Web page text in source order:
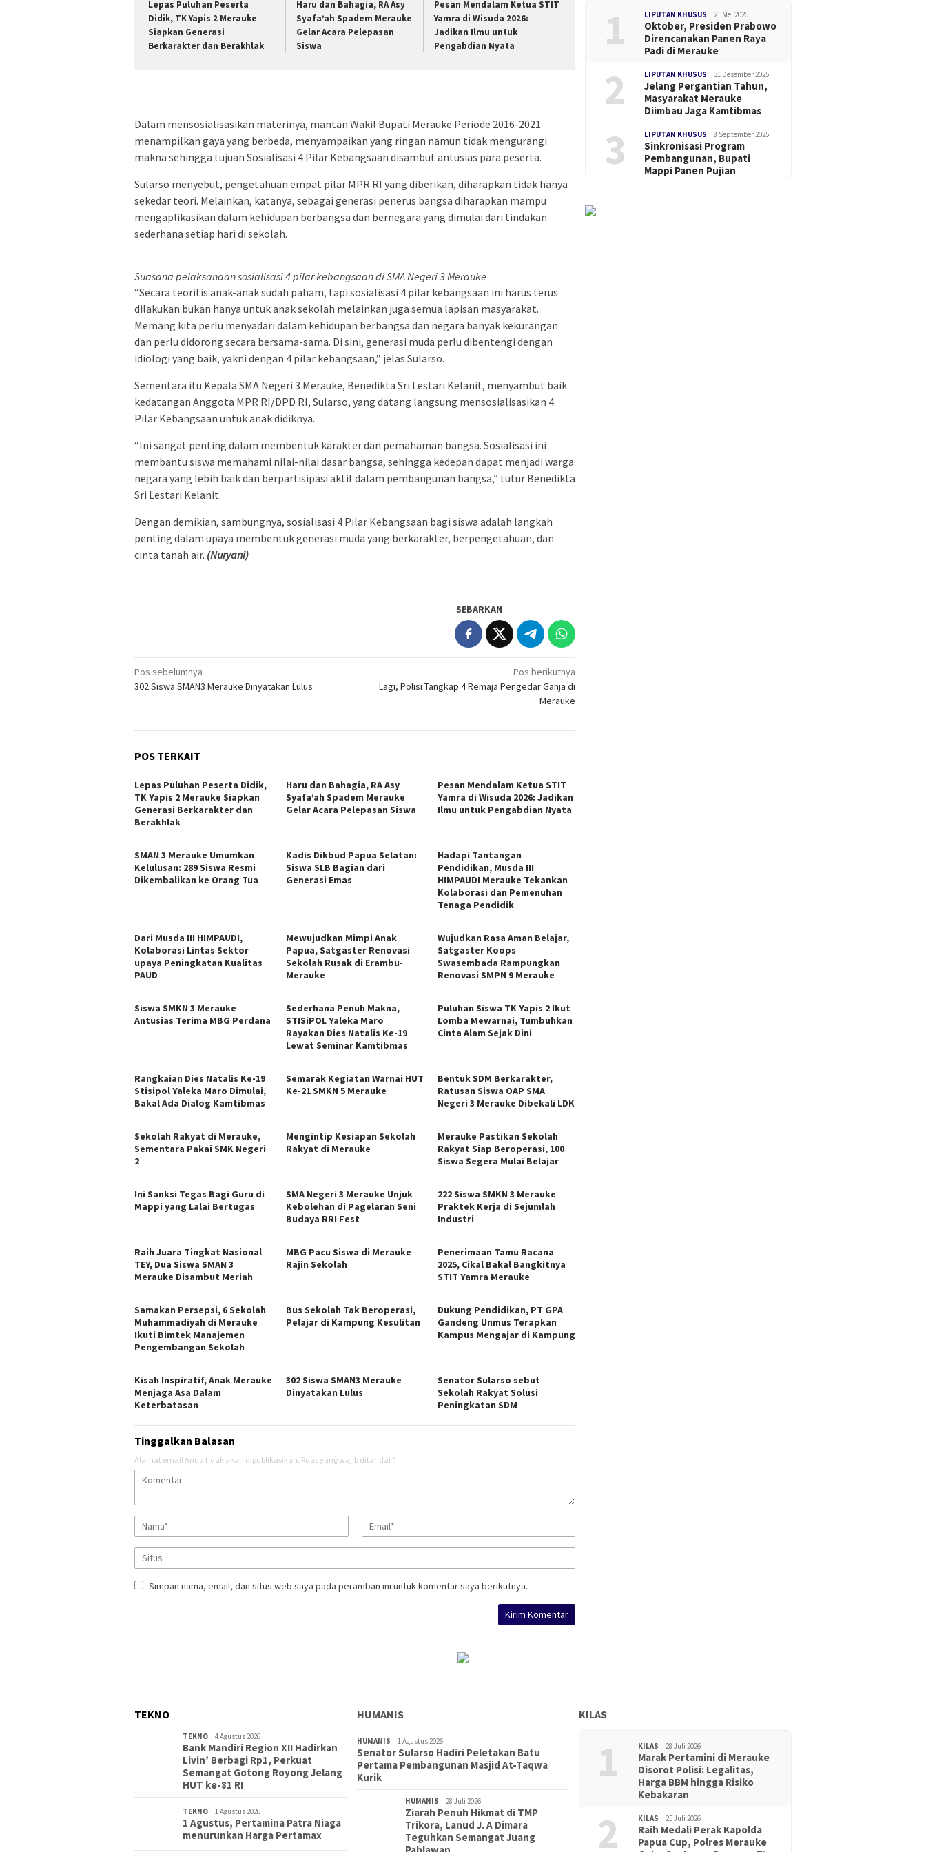
Lepas Puluhan Peserta
Didik, TK Yapis 2 Merauke
Siapkan Generasi
Berkarakter dan Berakhlak
Haru dan Bahagia, RA Asy
Syafa’ah Spadem Merauke
Gelar Acara Pelepasan
Siswa
Pesan Mendalam Ketua STIT
Yamra di Wisuda 2026:
Jadikan Ilmu untuk
Pengabdian Nyata
Dalam mensosialisasikan materinya, mantan Wakil Bupati Merauke Periode 2016-2021
menampilkan gaya yang berbeda, menyampaikan yang ringan namun tidak mengurangi
makna sehingga tujuan Sosialisasi 4 Pilar Kebangsaan disambut antusias para peserta.
Sularso menyebut, pengetahuan empat pilar MPR RI yang diberikan, diharapkan tidak hanya
sekedar teori. Melainkan, katanya, sebagai generasi penerus bangsa diharapkan mampu
mengaplikasikan dalam kehidupan berbangsa dan bernegara yang dimulai dari tindakan
sederhana setiap hari di sekolah.
Suasana pelaksanaan sosialisasi 4 pilar kebangsaan di SMA Negeri 3 Merauke
“Secara teoritis anak-anak sudah paham, tapi sosialisasi 4 pilar kebangsaan ini harus terus
dilakukan bukan hanya untuk anak sekolah melainkan juga semua lapisan masyarakat.
Memang kita perlu menyadari dalam kehidupan berbangsa dan negara banyak kekurangan
dan perlu didorong secara bersama-sama. Di sini, generasi muda perlu dibentengi dengan
idiologi yang baik, yakni dengan 4 pilar kebangsaan,” jelas Sularso.
Sementara itu Kepala SMA Negeri 3 Merauke, Benedikta Sri Lestari Kelanit, menyambut baik
kedatangan Anggota MPR RI/DPD RI, Sularso, yang datang langsung mensosialisasikan 4
Pilar Kebangsaan untuk anak didiknya.
“Ini sangat penting dalam membentuk karakter dan pemahaman bangsa. Sosialisasi ini
membantu siswa memahami nilai-nilai dasar bangsa, sehingga kedepan dapat menjadi warga
negara yang lebih baik dan berpartisipasi aktif dalam pembangunan bangsa,” tutur Benedikta
Sri Lestari Kelanit.
Dengan demikian, sambungnya, sosialisasi 4 Pilar Kebangsaan bagi siswa adalah langkah
penting dalam upaya membentuk generasi muda yang berkarakter, berpengetahuan, dan
cinta tanah air. (Nuryani)
SEBARKAN
Navigasi
pos
Pos sebelumnya
302 Siswa SMAN3 Merauke Dinyatakan Lulus
Pos berikutnya
Lagi, Polisi Tangkap 4 Remaja Pengedar Ganja di
Merauke
POS TERKAIT
Lepas Puluhan Peserta Didik,
TK Yapis 2 Merauke Siapkan
Generasi Berkarakter dan
Berakhlak
Haru dan Bahagia, RA Asy
Syafa’ah Spadem Merauke
Gelar Acara Pelepasan Siswa
Pesan Mendalam Ketua STIT
Yamra di Wisuda 2026: Jadikan
Ilmu untuk Pengabdian Nyata
SMAN 3 Merauke Umumkan
Kelulusan: 289 Siswa Resmi
Dikembalikan ke Orang Tua
Kadis Dikbud Papua Selatan:
Siswa SLB Bagian dari
Generasi Emas
Hadapi Tantangan
Pendidikan, Musda III
HIMPAUDI Merauke Tekankan
Kolaborasi dan Pemenuhan
Tenaga Pendidik
Dari Musda III HIMPAUDI,
Kolaborasi Lintas Sektor
upaya Peningkatan Kualitas
PAUD
Mewujudkan Mimpi Anak
Papua, Satgaster Renovasi
Sekolah Rusak di Erambu-
Merauke
Wujudkan Rasa Aman Belajar,
Satgaster Koops
Swasembada Rampungkan
Renovasi SMPN 9 Merauke
Siswa SMKN 3 Merauke
Antusias Terima MBG Perdana
Sederhana Penuh Makna,
STISiPOL Yaleka Maro
Rayakan Dies Natalis Ke-19
Lewat Seminar Kamtibmas
Puluhan Siswa TK Yapis 2 Ikut
Lomba Mewarnai, Tumbuhkan
Cinta Alam Sejak Dini
Rangkaian Dies Natalis Ke-19
Stisipol Yaleka Maro Dimulai,
Bakal Ada Dialog Kamtibmas
Semarak Kegiatan Warnai HUT
Ke-21 SMKN 5 Merauke
Bentuk SDM Berkarakter,
Ratusan Siswa OAP SMA
Negeri 3 Merauke Dibekali LDK
Sekolah Rakyat di Merauke,
Sementara Pakai SMK Negeri
2
Mengintip Kesiapan Sekolah
Rakyat di Merauke
Merauke Pastikan Sekolah
Rakyat Siap Beroperasi, 100
Siswa Segera Mulai Belajar
Ini Sanksi Tegas Bagi Guru di
Mappi yang Lalai Bertugas
SMA Negeri 3 Merauke Unjuk
Kebolehan di Pagelaran Seni
Budaya RRI Fest
222 Siswa SMKN 3 Merauke
Praktek Kerja di Sejumlah
Industri
Raih Juara Tingkat Nasional
TEY, Dua Siswa SMAN 3
Merauke Disambut Meriah
MBG Pacu Siswa di Merauke
Rajin Sekolah
Penerimaan Tamu Racana
2025, Cikal Bakal Bangkitnya
STIT Yamra Merauke
Samakan Persepsi, 6 Sekolah
Muhammadiyah di Merauke
Ikuti Bimtek Manajemen
Pengembangan Sekolah
Bus Sekolah Tak Beroperasi,
Pelajar di Kampung Kesulitan
Dukung Pendidikan, PT GPA
Gandeng Unmus Terapkan
Kampus Mengajar di Kampung
Kisah Inspiratif, Anak Merauke
Menjaga Asa Dalam
Keterbatasan
302 Siswa SMAN3 Merauke
Dinyatakan Lulus
Senator Sularso sebut
Sekolah Rakyat Solusi
Peningkatan SDM
Tinggalkan Balasan
Alamat email Anda tidak akan dipublikasikan. Ruas yang wajib ditandai *
Simpan nama, email, dan situs web saya pada peramban ini untuk komentar saya berikutnya.
1 LIPUTAN KHUSUS 21 Mei 2026
Oktober, Presiden Prabowo
Direncanakan Panen Raya
Padi di Merauke
2 LIPUTAN KHUSUS 31 Desember 2025
Jelang Pergantian Tahun,
Masyarakat Merauke
Diimbau Jaga Kamtibmas
3 LIPUTAN KHUSUS 8 September 2025
Sinkronisasi Program
Pembangunan, Bupati
Mappi Panen Pujian
TEKNO
TEKNO 4 Agustus 2026
Bank Mandiri Region XII Hadirkan
Livin’ Berbagi Rp1, Perkuat
Semangat Gotong Royong Jelang
HUT ke-81 RI
TEKNO 1 Agustus 2026
1 Agustus, Pertamina Patra Niaga
menurunkan Harga Pertamax
HUMANIS
HUMANIS 1 Agustus 2026
Senator Sularso Hadiri Peletakan Batu
Pertama Pembangunan Masjid At-Taqwa
Kurik
HUMANIS 28 Juli 2026
Ziarah Penuh Hikmat di TMP
Trikora, Lanud J. A Dimara
Teguhkan Semangat Juang
KILAS
1 KILAS 28 Juli 2026
Marak Pertamini di Merauke
Disorot Polisi: Legalitas,
Harga BBM hingga Risiko
Kebakaran
2 KILAS 25 Juli 2026
Raih Medali Perak Kapolda
Papua Cup, Polres Merauke